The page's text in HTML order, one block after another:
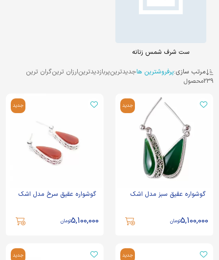
ست شرف شمس زنانه
مرتب سازی:پرفروشترین هاجدیدترینپربازدیدترینارزان ترینگران ترین
239محصول
جدید
گوشواره عقیق سبز مدل اشک
5,100,000تومان
جدید
گوشواره عقیق سرخ مدل اشک
5,100,000تومان
جدید جدید